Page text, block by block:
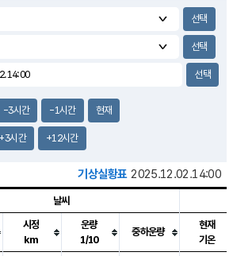
4.1m/s
-3시간 -1시간 현재
+3시간 +12시간
기상실황표 2025.12.02.14:00
날씨
시정
km
운량
1/10
중하운량
현재
기온